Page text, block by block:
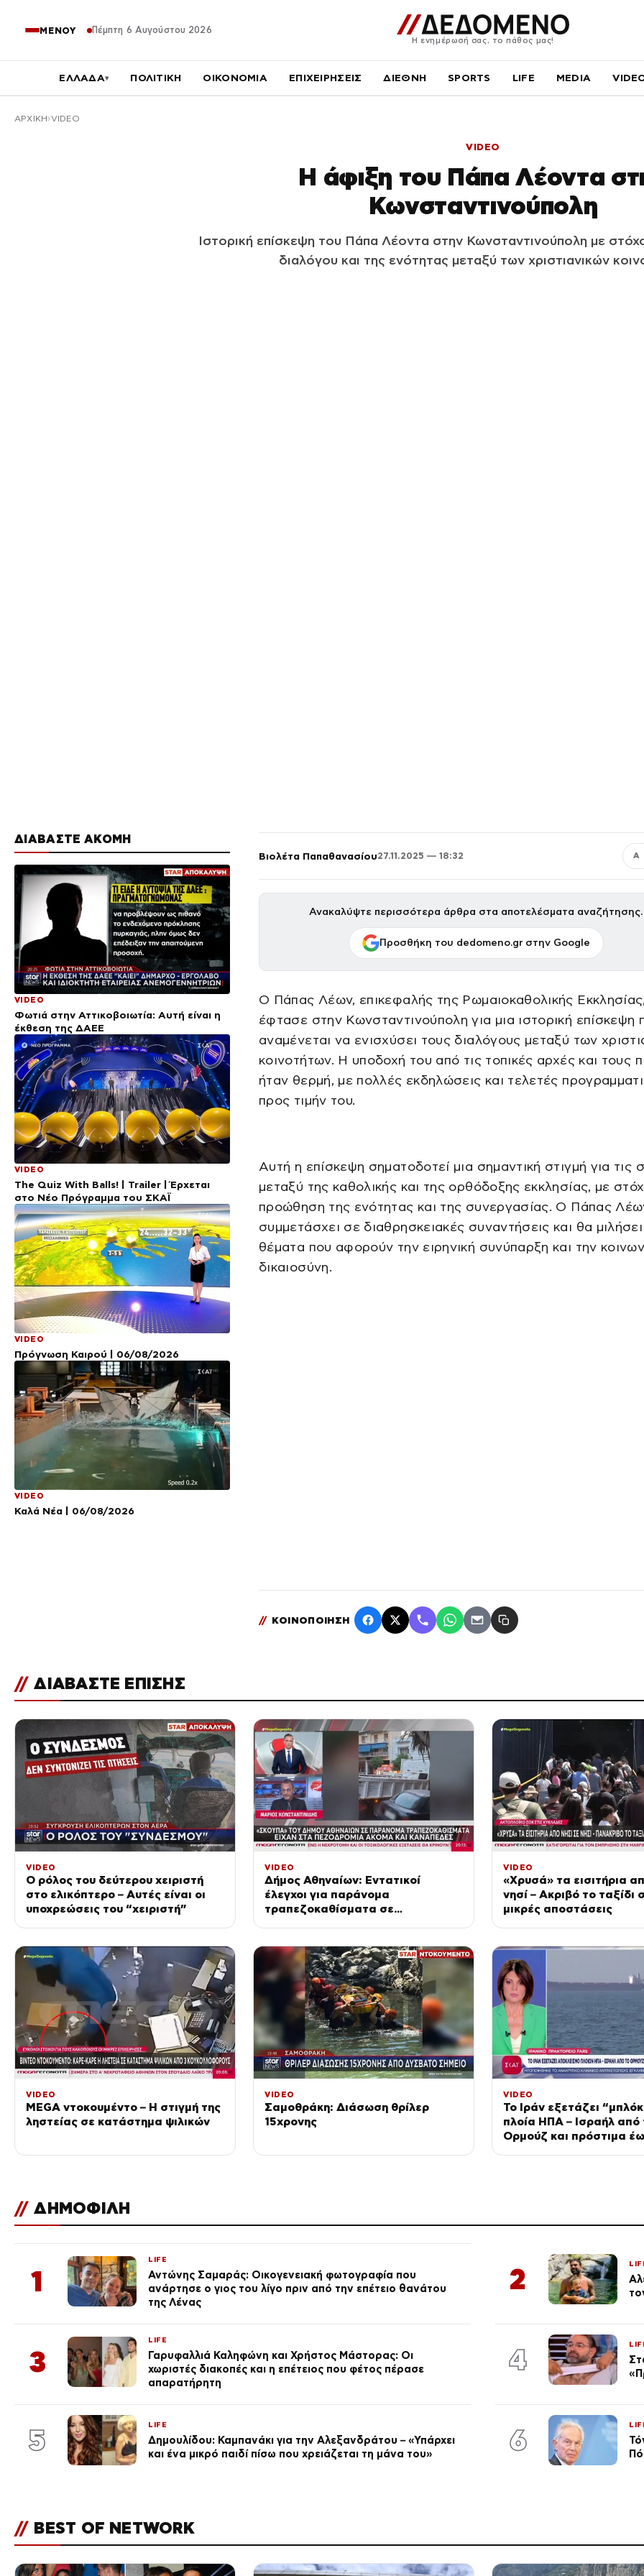
ΜΕΝΟΥ Πέμπτη 6 Αυγούστου 2026
Η ενημέρωσή σας, το πάθος μας!
ΕΛΛΑΔΑ▾ ΠΟΛΙΤΙΚΗ ΟΙΚΟΝΟΜΙΑ ΕΠΙΧΕΙΡΗΣΕΙΣ ΔΙΕΘΝΗ SPORTS LIFE MEDIA
ΑΡΧΙΚΉ VIDEO
VIDEO
Η άφιξη του Πάπα Λέοντα
Κωνσταντινούπολη
Ιστορική επίσκεψη του Πάπα Λέοντα στην Κωνσταντινούπολη με
διαλόγου και της ενότητας μεταξύ των χριστιανικών
ΔΙΑΒΑΣΤΕ ΑΚΟΜΗ
VIDEO
Φωτιά στην Αττικοβοιωτία: Αυτή είναι η
έκθεση της ΔΑΕΕ
VIDEO
The Quiz With Balls! | Trailer | Έρχεται
στο Νέο Πρόγραμμα του ΣΚΑΪ
VIDEO
Πρόγνωση Καιρού | 06/08/2026
VIDEO
Καλά Νέα | 06/08/2026
Βιολέτα Παπαθανασίου27.11.2025 — 18:32 Α
Ανακαλύψτε περισσότερα άρθρα στα αποτελέσματα αναζήτησης.
Προσθήκη του dedomeno.gr στην Google
Ο Πάπας Λέων, επικεφαλής της Ρωμαιοκαθολικής Εκκλησίας,
έφτασε στην Κωνσταντινούπολη για μια ιστορική επίσκεψη
αναμένεται να ενισχύσει τους διαλόγους μεταξύ των
κοινοτήτων. Η υποδοχή του από τις τοπικές αρχές και τους
ήταν θερμή, με πολλές εκδηλώσεις και τελετές
προς τιμήν του.
Αυτή η επίσκεψη σηματοδοτεί μια σημαντική στιγμή για τις
μεταξύ της καθολικής και της ορθόδοξης εκκλησίας, με
προώθηση της ενότητας και της συνεργασίας. Ο Πάπας
συμμετάσχει σε διαθρησκειακές συναντήσεις και θα μιλήσει
θέματα που αφορούν την ειρηνική συνύπαρξη και την
δικαιοσύνη.
// ΚΟΙΝΟΠΟΙΗΣΗ
// ΔΙΑΒΑΣΤΕ ΕΠΙΣΗΣ
VIDEO
Ο ρόλος του δεύτερου χειριστή
στο ελικόπτερο – Αυτές είναι οι
υποχρεώσεις του “χειριστή”
VIDEO
Δήμος Αθηναίων: Εντατικοί
έλεγχοι για παράνομα
τραπεζοκαθίσματα σε
VIDEO
«Χρυσά» τα εισιτήρια
νησί – Ακριβό το ταξίδι
μικρές αποστάσεις
VIDEO
MEGA ντοκουμέντο – Η στιγμή της
ληστείας σε κατάστημα ψιλικών
VIDEO
Σαμοθράκη: Διάσωση θρίλερ
15χρονης
VIDEO
Το Ιράν εξετάζει
πλοία ΗΠΑ – Ισραήλ από
Ορμούζ και πρόστιμα
// ΔΗΜΟΦΙΛΗ
1
LIFE
Αντώνης Σαμαράς: Οικογενειακή φωτογραφία που
ανάρτησε ο γιος του λίγο πριν από την επέτειο θανάτου
της Λένας
2
3
LIFE
Γαρυφαλλιά Καληφώνη και Χρήστος Μάστορας: Οι
χωριστές διακοπές και η επέτειος που φέτος πέρασε
απαρατήρητη
4
5 LIFE
Δημουλίδου: Καμπανάκι για την Αλεξανδράτου – «Υπάρχει
και ένα μικρό παιδί πίσω που χρειάζεται τη μάνα του»
6
// BEST OF NETWORK